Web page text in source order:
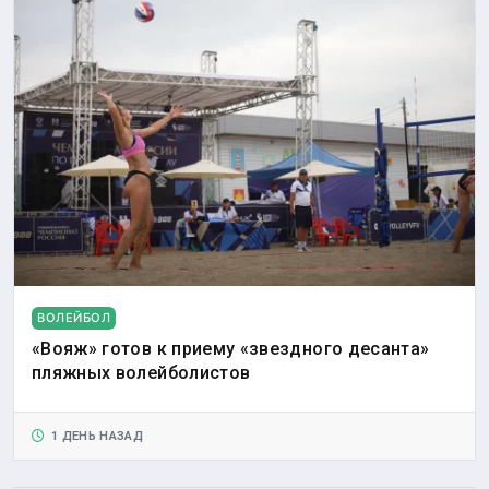
ВОЛЕЙБОЛ
«Вояж» готов к приему «звездного десанта»
пляжных волейболистов
1 ДЕНЬ НАЗАД